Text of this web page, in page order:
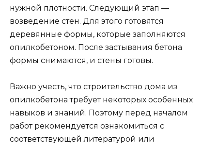
нужной плотности. Следующий этап —
возведение стен. Для этого готовятся
деревянные формы, которые заполняются
опилкобетоном. После застывания бетона
формы снимаются, и стены готовы.
Важно учесть, что строительство дома из
опилкобетона требует некоторых особенных
навыков и знаний. Поэтому перед началом
работ рекомендуется ознакомиться с
соответствующей литературой или